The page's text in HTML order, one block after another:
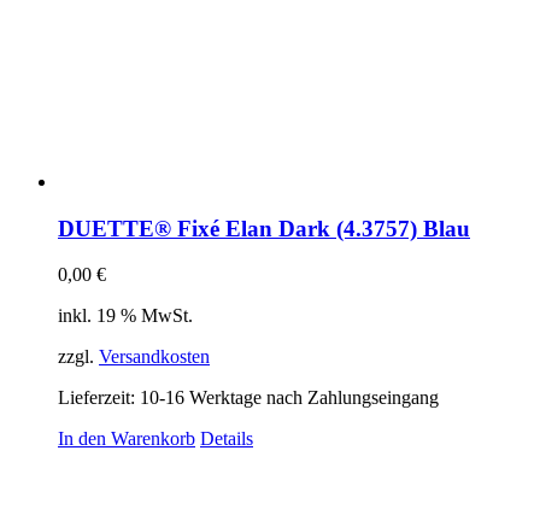
DUETTE® Fixé Elan Dark (4.3757) Blau
0,00 €
inkl. 19 % MwSt.
zzgl. Versandkosten
Lieferzeit: 10-16 Werktage nach Zahlungseingang
In den Warenkorb Details